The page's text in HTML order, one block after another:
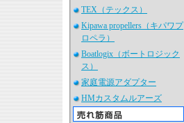
TEX（テックス）
Kipawa propellers（キパワプ
ロペラ）
Boatlogix（ボートロジック
ス）
家庭電源アダプター
HMカスタムルアーズ